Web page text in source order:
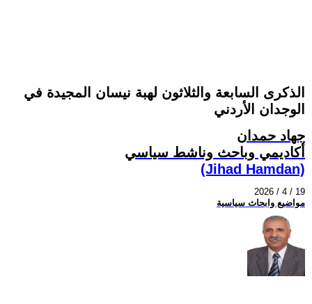
الذكرى السابعة والثلاثون لهبة نيسان المجيدة في
الوجدان الأردني
جهاد حمدان
أكاديمي وباحث وناشط سياسي
(Jihad Hamdan)
2026 / 4 / 19
مواضيع وابحاث سياسية